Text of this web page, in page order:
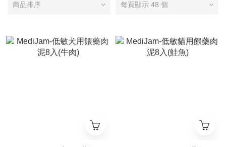
商品排序 每頁顯示 48 個